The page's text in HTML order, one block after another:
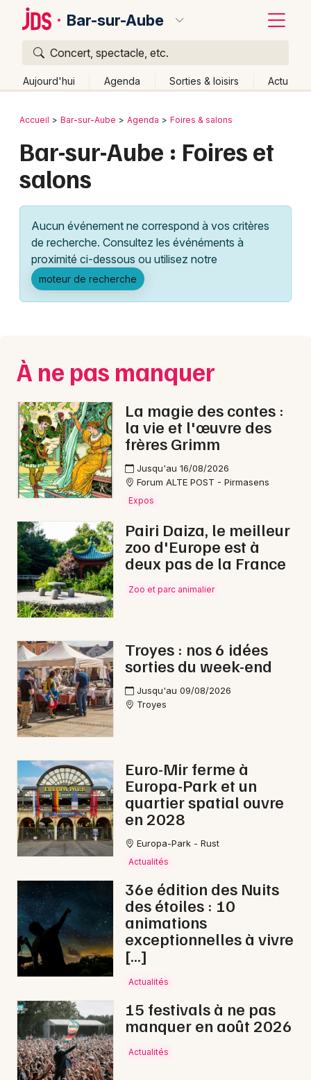
Bar-sur-Aube
Concert, spectacle, etc.
Aujourd'hui Agenda Sorties & loisirs Actu
Publier un événement
Grands événements
Activité & Expérience
Manifestations
Foires & salons
Concerts
Sports
Soirées
Sorties famille
Sorties & loisirs
Foires dans l' Aube
Foires en Champagne-Ardenne
Foires dans le Grand Est
Newsletter des sorties
Artistes en tournée
Actus à Bar-sur-Aube
Magazine à Bar-sur-Aube
10 - Aube
Choisir mes départements
Mon email
Bordeaux
Colmar
Lille
Lyon
Marseille
Mulhouse
Nice
Paris
Strasbourg
Toulouse
Toutes les villes
Retour
Accueil Bar-sur-Aube Agenda Foires & salons
Bar-sur-Aube : Foires et
salons
Aucun événement ne correspond à vos critères
de recherche. Consultez les événéments à
proximité ci-dessous ou utilisez notre
moteur de recherche
À ne pas manquer
La magie des contes :
la vie et l'œuvre des
frères Grimm
Jusqu'au 16/08/2026
Forum ALTE POST - Pirmasens
Expos
Pairi Daiza, le meilleur
zoo d'Europe est à
deux pas de la France
Zoo et parc animalier
Troyes : nos 6 idées
sorties du week-end
Jusqu'au 09/08/2026
Troyes
Euro-Mir ferme à
Europa-Park et un
quartier spatial ouvre
en 2028
Europa-Park - Rust
Actualités
36e édition des Nuits
des étoiles : 10
animations
exceptionnelles à vivre
[…]
Actualités
15 festivals à ne pas
manquer en août 2026
Actualités
Quoi ?
Où ?
Champagne-Ardenne
Partout
Près de moi
Changer de lieu
Aujourd'hui
Demain Ce week-end Autre